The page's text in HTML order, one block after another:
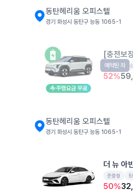
동탄헤리움 오피스텔
경기 화성시 동탄구 능동 1065-1
주행요금 무료
[충전보
EV 5인승
52%
예약된 차
동탄헤리움 오피스텔
경기 화성시 동탄구 능동 1065-1
더 뉴 아
준중형 5
50%